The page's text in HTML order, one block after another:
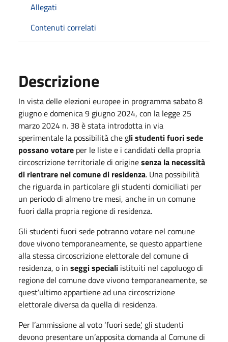
Allegati
Contenuti correlati
Descrizione
In vista delle elezioni europee in programma sabato 8
giugno e domenica 9 giugno 2024, con la legge 25
marzo 2024 n. 38 è stata introdotta in via
sperimentale la possibilità che gli studenti fuori sede
possano votare per le liste e i candidati della propria
circoscrizione territoriale di originesenza la necessità
di rientrare nel comune di residenza. Una possibilità
che riguarda in particolare gli studenti domiciliati per
un periodo di almeno tre mesi, anche in un comune
fuori dalla propria regione di residenza.
Gli studenti fuori sede potranno votare nel comune
dove vivono temporaneamente, se questo appartiene
alla stessa circoscrizione elettorale del comune di
residenza, o in seggi speciali istituiti nel capoluogo di
regione del comune dove vivono temporaneamente, se
quest’ultimo appartiene ad una circoscrizione
elettorale diversa da quella di residenza.
Per l’ammissione al voto ‘fuori sede’, gli studenti
devono presentare un’apposita domanda al Comune di